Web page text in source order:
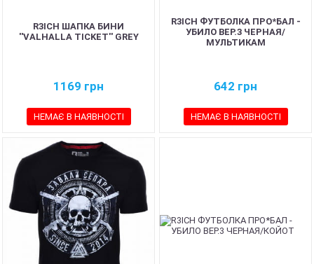
R3ICH ШАПКА БИНИ
''VALHALLA TICKET'' GREY
1169 грн
НЕМАЄ В НАЯВНОСТІ
R3ICH ФУТБОЛКА ПРО*БАЛ -
УБИЛО ВЕР.3 ЧЕРНАЯ/
МУЛЬТИКАМ
642 грн
НЕМАЄ В НАЯВНОСТІ